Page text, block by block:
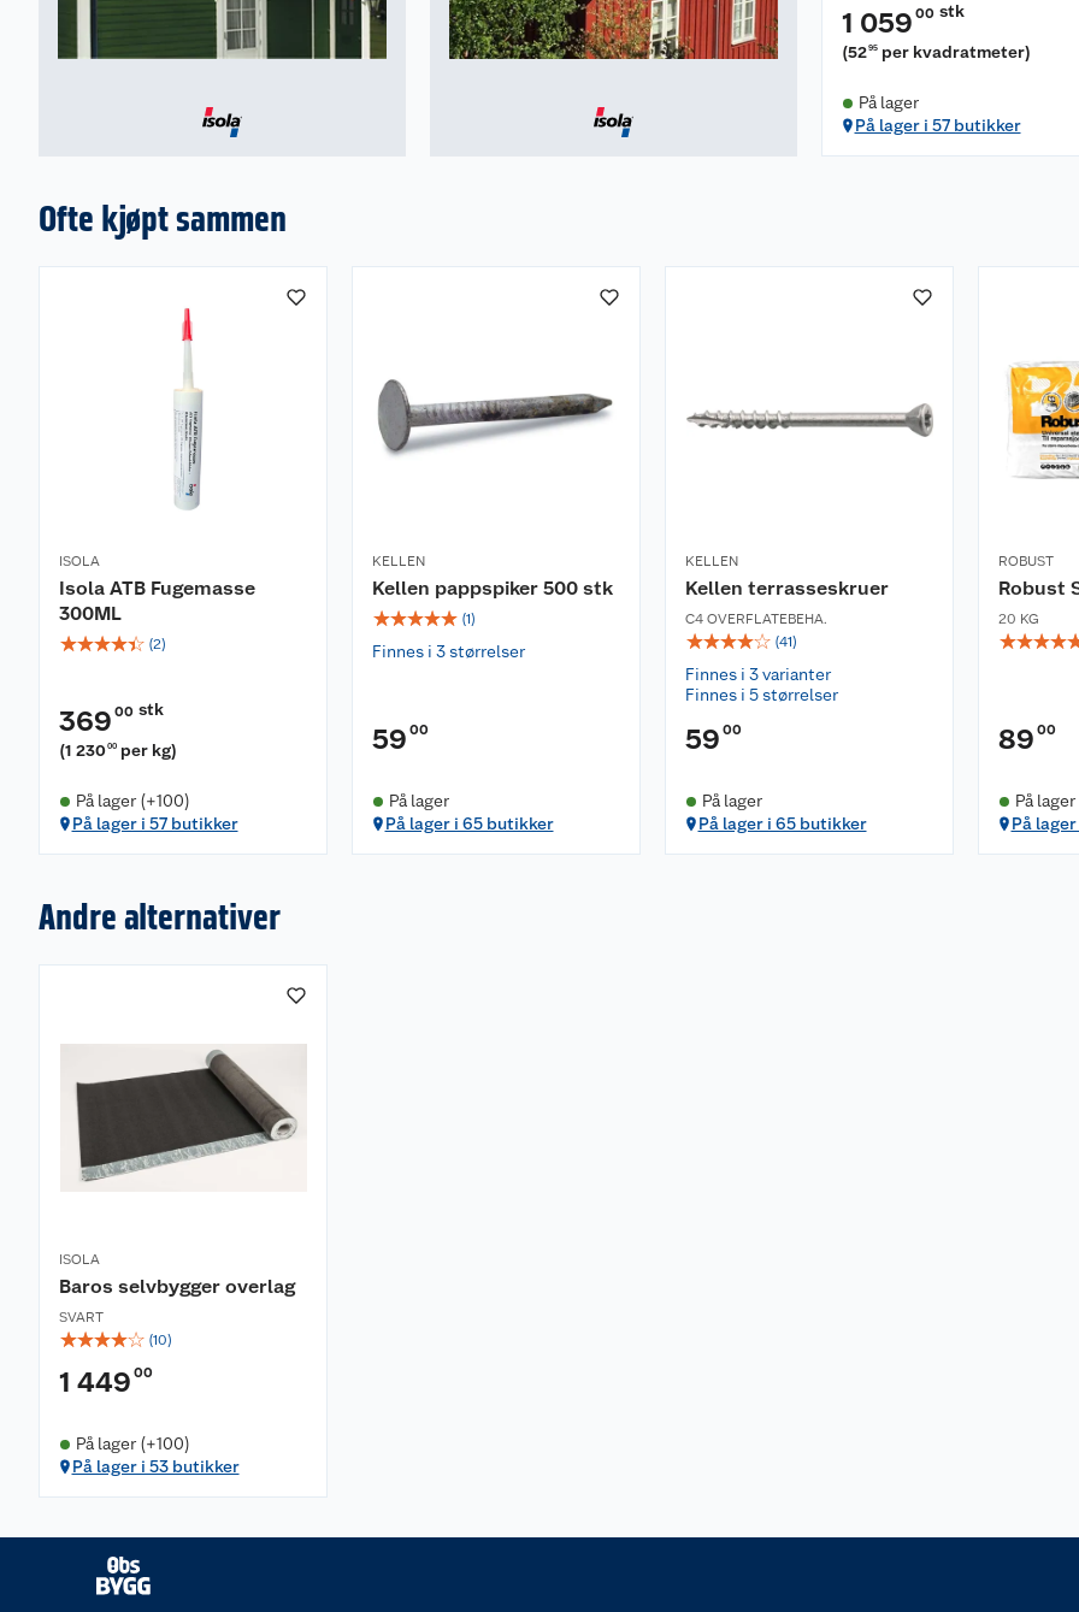
1 059 00 stk
(5295 per kvadratmeter)
På lager
På lager i 57 butikker
Ofte kjøpt sammen
ISOLA
Isola ATB Fugemasse
300ML
☆☆☆☆☆ (2)
369 00 stk
(1 23000 per kg)
På lager (+100)
På lager i 57 butikker
KELLEN
Kellen pappspiker 500 stk
☆☆☆☆☆ (1)
Finnes i 3 størrelser
59 00
På lager
På lager i 65 butikker
KELLEN
Kellen terrasseskruer
C4 OVERFLATEBEHA.
☆☆☆☆☆ (41)
Finnes i 3 varianter
Finnes i 5 størrelser
59 00
På lager
På lager i 65 butikker
ROBUST
Robust
20 KG
☆☆☆☆
89 00
På
På
Andre alternativer
ISOLA
Baros selvbygger overlag
SVART
☆☆☆☆☆ (10)
1 449 00
På lager (+100)
På lager i 53 butikker